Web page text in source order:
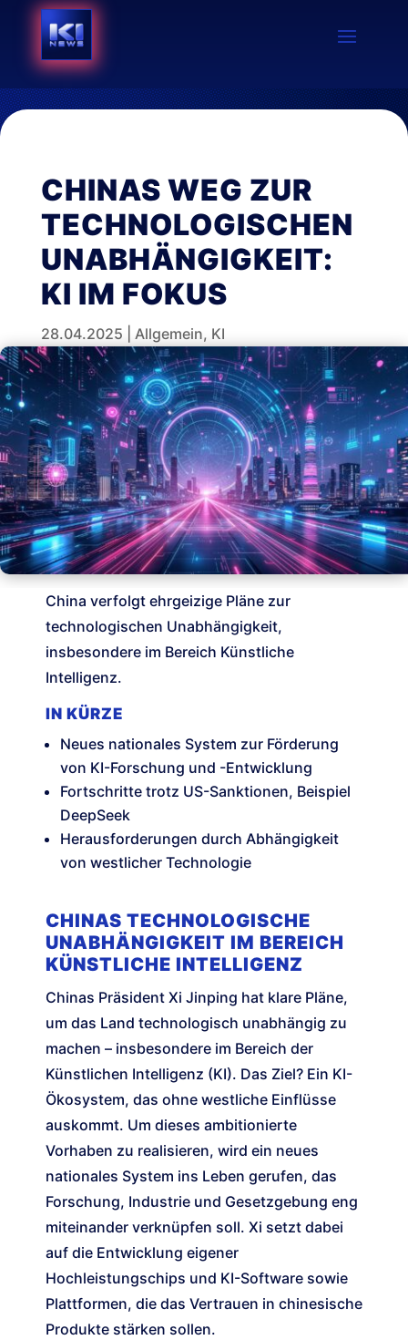
CHINAS WEG ZUR
TECHNOLOGISCHEN
UNABHÄNGIGKEIT:
KI IM FOKUS
28.04.2025 Allgemein, KI
China verfolgt ehrgeizige Pläne zur
technologischen Unabhängigkeit,
insbesondere im Bereich Künstliche
Intelligenz.
IN KÜRZE
Neues nationales System zur Förderung
von KI-Forschung und -Entwicklung
Fortschritte trotz US-Sanktionen, Beispiel
DeepSeek
Herausforderungen durch Abhängigkeit
von westlicher Technologie
CHINAS TECHNOLOGISCHE
UNABHÄNGIGKEIT IM BEREICH
KÜNSTLICHE INTELLIGENZ
Chinas Präsident Xi Jinping hat klare Pläne,
um das Land technologisch unabhängig zu
machen – insbesondere im Bereich der
Künstlichen Intelligenz (KI). Das Ziel? Ein KI-
Ökosystem, das ohne westliche Einflüsse
auskommt. Um dieses ambitionierte
Vorhaben zu realisieren, wird ein neues
nationales System ins Leben gerufen, das
Forschung, Industrie und Gesetzgebung eng
miteinander verknüpfen soll. Xi setzt dabei
auf die Entwicklung eigener
Hochleistungschips und KI-Software sowie
Plattformen, die das Vertrauen in chinesische
Produkte stärken sollen.